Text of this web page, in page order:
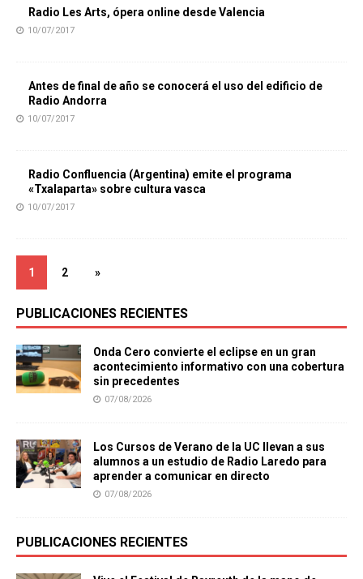
Radio Les Arts, ópera online desde Valencia
10/07/2017
Antes de final de año se conocerá el uso del edificio de
Radio Andorra
10/07/2017
Radio Confluencia (Argentina) emite el programa
«Txalaparta» sobre cultura vasca
10/07/2017
1 2 »
PUBLICACIONES RECIENTES
Onda Cero convierte el eclipse en un gran
acontecimiento informativo con una cobertura
sin precedentes
07/08/2026
Los Cursos de Verano de la UC llevan a sus
alumnos a un estudio de Radio Laredo para
aprender a comunicar en directo
07/08/2026
PUBLICACIONES RECIENTES